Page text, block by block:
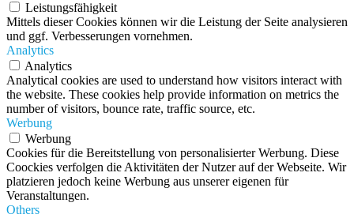
Leistungsfähigkeit
Mittels dieser Cookies können wir die Leistung der Seite analysieren
und ggf. Verbesserungen vornehmen.
Analytics
Analytics
Analytical cookies are used to understand how visitors interact with
the website. These cookies help provide information on metrics the
number of visitors, bounce rate, traffic source, etc.
Werbung
Werbung
Cookies für die Bereitstellung von personalisierter Werbung. Diese
Coockies verfolgen die Aktivitäten der Nutzer auf der Webseite. Wir
platzieren jedoch keine Werbung aus unserer eigenen für
Veranstaltungen.
Others